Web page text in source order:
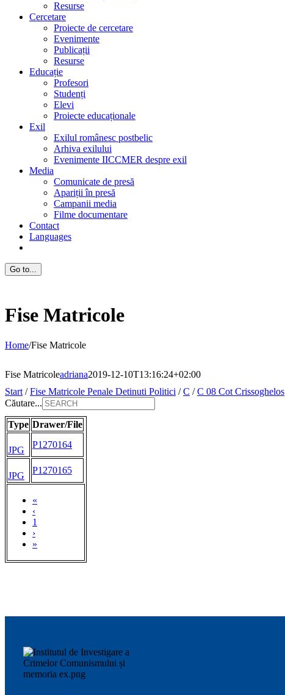
Resurse
Cercetare
Proiecte de cercetare
Evenimente
Publicații
Resurse
Educație
Profesori
Studenți
Elevi
Proiecte educaționale
Exil
Exilul românesc postbelic
Arhiva exilului
Evenimente IICCMER despre exil
Media
Comunicate de presă
Apariții în presă
Campanii media
Filme documentare
Contact
Languages
Go to...
Fise Matricole
Home/Fise Matricole
Fise Matricoleadriana2019-12-10T13:16:24+02:00
Start /Fise Matricole Penale Detinuti Politici /C /C 08 Cot Crissoghelos
Căutare...
Type Drawer/File
«
‹
1
›
»
JPG
P1270164
JPG
P1270165